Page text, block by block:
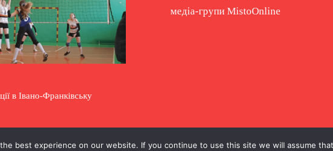
в Івано-Франківську
медіа-групи MistoOnline
best experience on our website. If you continue to use this site we will assume